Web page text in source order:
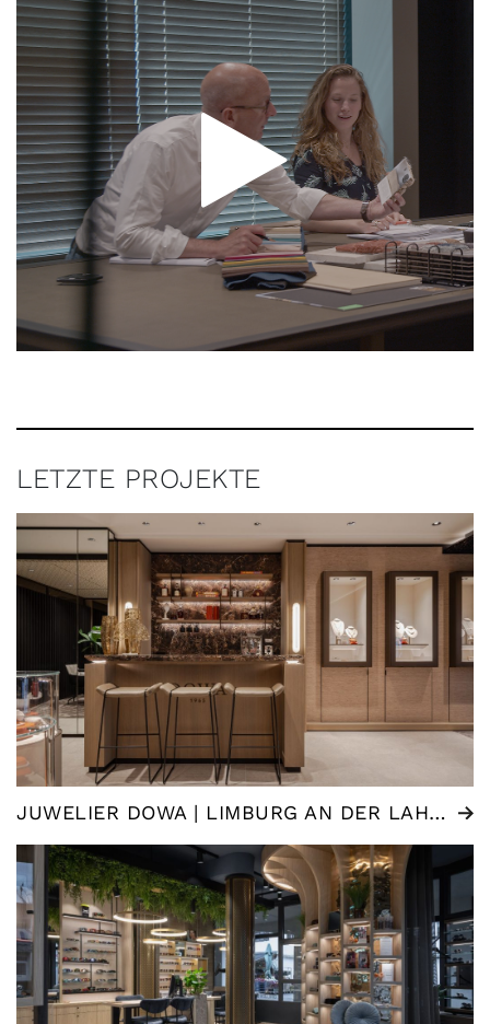
LETZTE PROJEKTE
JUWELIER DOWA | LIMBURG AN DER LAHN (DE)